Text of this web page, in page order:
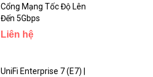
Cổng Mạng Tốc Độ Lên
Đến 5Gbps
Liên hệ
UniFi Enterprise 7 (E7) |